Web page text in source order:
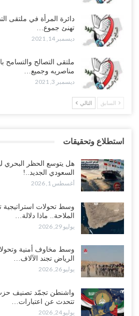
دائرة المرأة في ملتقى
تهنئ جموع…
ديسمبر 14, 2021
ملتقى التصالح والتسامح
مناصريه وجميع…
ديسمبر 3, 2021
السابق التالي
استطلاع وتحقيقات
هل يتوسع الحظر البحري
السعودي الجديد..!
أغسطس 1, 2026
وسط تحولات استراتيجية
الملاحة.. ماذا دلالة…
يوليو 29, 2026
وسط مخاوف أمنية
الرياض تجند الآلاف…
يوليو 26, 2026
واشنطن تجمّد تصنيف حزب
تتحدث عن اعتبارات…
يوليو 24, 2026